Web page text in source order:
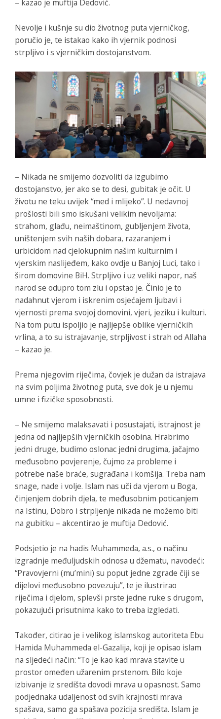
– kazao je muftija Dedović.
Nevolje i kušnje su dio životnog puta vjerničkog,
poručio je, te istakao kako ih vjernik podnosi
strpljivo i s vjerničkim dostojanstvom.
– Nikada ne smijemo dozvoliti da izgubimo
dostojanstvo, jer ako se to desi, gubitak je očit. U
životu ne teku uvijek “med i mlijeko”. U nedavnoj
prošlosti bili smo iskušani velikim nevoljama:
strahom, glađu, neimaštinom, gubljenjem života,
uništenjem svih naših dobara, razaranjem i
urbicidom nad cjelokupnim našim kulturnim i
vjerskim naslijeđem, kako ovdje u Banjoj Luci, tako i
širom domovine BiH. Strpljivo i uz veliki napor, naš
narod se odupro tom zlu i opstao je. Činio je to
nadahnut vjerom i iskrenim osjećajem ljubavi i
vjernosti prema svojoj domovini, vjeri, jeziku i kulturi.
Na tom putu ispoljio je najljepše oblike vjerničkih
vrlina, a to su istrajavanje, strpljivost i strah od Allaha
– kazao je.
Prema njegovim riječima, čovjek je dužan da istrajava
na svim poljima životnog puta, sve dok je u njemu
umne i fizičke sposobnosti.
– Ne smijemo malaksavati i posustajati, istrajnost je
jedna od najljepših vjerničkih osobina. Hrabrimo
jedni druge, budimo oslonac jedni drugima, jačajmo
međusobno povjerenje, čujmo za probleme i
potrebe naše braće, sugrađana i komšija. Treba nam
snage, nade i volje. Islam nas uči da vjerom u Boga,
činjenjem dobrih djela, te međusobnim poticanjem
na Istinu, Dobro i strpljenje nikada ne možemo biti
na gubitku – akcentirao je muftija Dedović.
Podsjetio je na hadis Muhammeda, a.s., o načinu
izgradnje međuljudskih odnosa u džematu, navodeći:
“Pravovjerni (muʼmini) su poput jedne zgrade čiji se
dijelovi međusobno povezuju”, te je ilustrirao
riječima i djelom, splevši prste jedne ruke s drugom,
pokazujući prisutnima kako to treba izgledati.
Također, citirao je i velikog islamskog autoriteta Ebu
Hamida Muhammeda el-Gazalija, koji je opisao islam
na sljedeći način: “To je kao kad mrava stavite u
prostor omeđen užarenim prstenom. Bilo koje
izbivanje iz središta dovodi mrava u opasnost. Samo
podjednaka udaljenost od svih krajnosti mrava
spašava, samo ga spašava pozicija središta. Islam je